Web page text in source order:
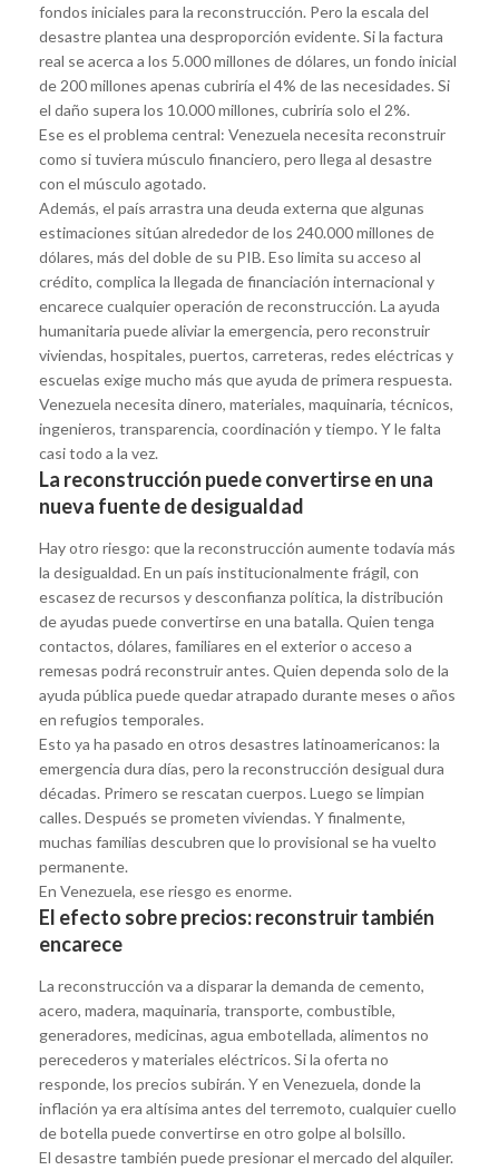
fondos iniciales para la reconstrucción. Pero la escala del
desastre plantea una desproporción evidente. Si la factura
real se acerca a los 5.000 millones de dólares, un fondo inicial
de 200 millones apenas cubriría el 4% de las necesidades. Si
el daño supera los 10.000 millones, cubriría solo el 2%.
Ese es el problema central: Venezuela necesita reconstruir
como si tuviera músculo financiero, pero llega al desastre
con el músculo agotado.
Además, el país arrastra una deuda externa que algunas
estimaciones sitúan alrededor de los 240.000 millones de
dólares, más del doble de su PIB. Eso limita su acceso al
crédito, complica la llegada de financiación internacional y
encarece cualquier operación de reconstrucción. La ayuda
humanitaria puede aliviar la emergencia, pero reconstruir
viviendas, hospitales, puertos, carreteras, redes eléctricas y
escuelas exige mucho más que ayuda de primera respuesta.
Venezuela necesita dinero, materiales, maquinaria, técnicos,
ingenieros, transparencia, coordinación y tiempo. Y le falta
casi todo a la vez.
La reconstrucción puede convertirse en una
nueva fuente de desigualdad
Hay otro riesgo: que la reconstrucción aumente todavía más
la desigualdad. En un país institucionalmente frágil, con
escasez de recursos y desconfianza política, la distribución
de ayudas puede convertirse en una batalla. Quien tenga
contactos, dólares, familiares en el exterior o acceso a
remesas podrá reconstruir antes. Quien dependa solo de la
ayuda pública puede quedar atrapado durante meses o años
en refugios temporales.
Esto ya ha pasado en otros desastres latinoamericanos: la
emergencia dura días, pero la reconstrucción desigual dura
décadas. Primero se rescatan cuerpos. Luego se limpian
calles. Después se prometen viviendas. Y finalmente,
muchas familias descubren que lo provisional se ha vuelto
permanente.
En Venezuela, ese riesgo es enorme.
El efecto sobre precios: reconstruir también
encarece
La reconstrucción va a disparar la demanda de cemento,
acero, madera, maquinaria, transporte, combustible,
generadores, medicinas, agua embotellada, alimentos no
perecederos y materiales eléctricos. Si la oferta no
responde, los precios subirán. Y en Venezuela, donde la
inflación ya era altísima antes del terremoto, cualquier cuello
de botella puede convertirse en otro golpe al bolsillo.
El desastre también puede presionar el mercado del alquiler.